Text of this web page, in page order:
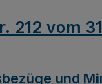
212 vom
und